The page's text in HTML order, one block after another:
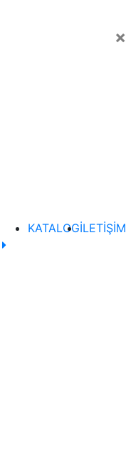
×
KATALOGİLETİŞİM